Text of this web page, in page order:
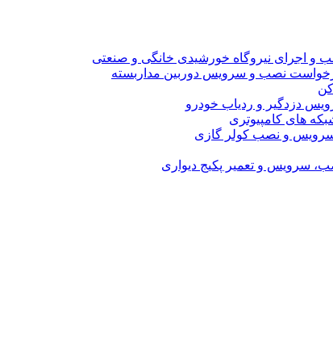
و اجرای نیروگاه خورشیدی خانگی و صنعتی
نصب و سرویس دوربین مداربسته
دزدگیر و ردیاب خودرو
های کامپیوتری
و نصب کولر گازی
سرویس و تعمیر پکیج دیواری